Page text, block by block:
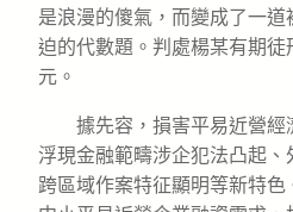
是浪漫的傻氣，而變成了一道
迫的代數題。判處楊某有期徒
元。
據先容，損害平易近營
浮現金融範疇涉企犯法凸起、
跨區域作案特征顯明等新特色